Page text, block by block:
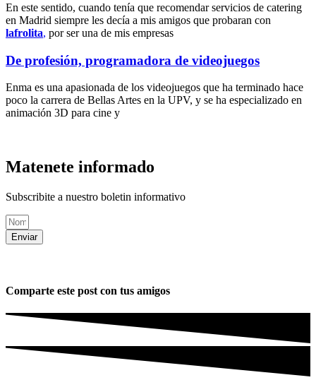
En este sentido, cuando tenía que recomendar servicios de catering
en Madrid siempre les decía a mis amigos que probaran con
lafrolita, por ser una de mis empresas
De profesión, programadora de videojuegos
Enma es una apasionada de los videojuegos que ha terminado hace
poco la carrera de Bellas Artes en la UPV, y se ha especializado en
animación 3D para cine y
Matenete informado
Subscribite a nuestro boletin informativo
Enviar
Comparte este post con tus amigos